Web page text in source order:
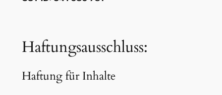
Haftungsausschluss:
Haftung für Inhalte